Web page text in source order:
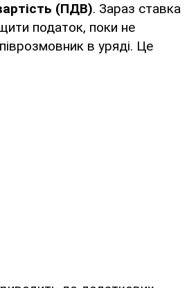
(ПДВ). Зараз ставка
податок, поки не
в уряді. Це